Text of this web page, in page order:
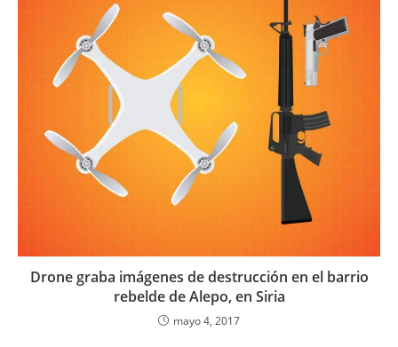
Drone graba imágenes de destrucción en el barrio
rebelde de Alepo, en Siria
mayo 4, 2017